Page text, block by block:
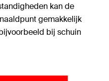
kan de
gemakkelijk
bij schuin